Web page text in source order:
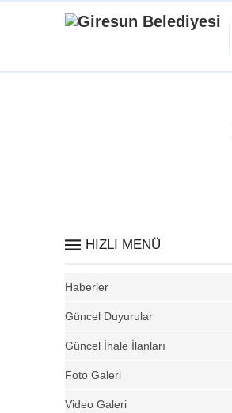
HIZLI MENÜ
Haberler
Güncel Duyurular
Güncel İhale İlanları
Foto Galeri
Video Galeri